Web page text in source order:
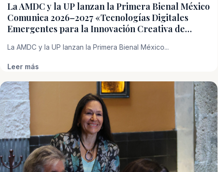
La AMDC y la UP lanzan la Primera Bienal México
Comunica 2026–2027 «Tecnologías Digitales
Emergentes para la Innovación Creativa de…
La AMDC y la UP lanzan la Primera Bienal México...
Leer más